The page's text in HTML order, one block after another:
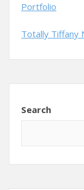
Portfolio
Totally Tiffany
Search